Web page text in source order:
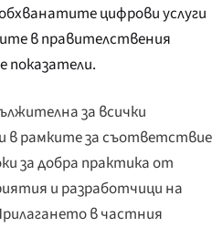
цифрови услуги
в правителствения
показатели.
за всички
в рамките за съответствие
за добра практика от
и разработчици на
в частния